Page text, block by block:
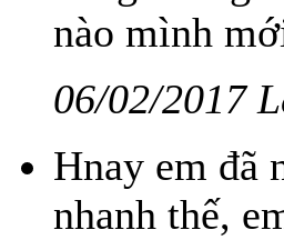
nào mình
06/02/2017
Hnay em đã
nhanh thế,